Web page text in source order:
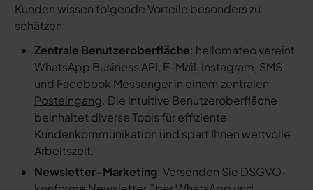
Kunden wissen folgende Vorteile besonders zu
schätzen:
Zentrale Benutzeroberfläche: hellomateo vereint
WhatsApp Business API, E-Mail, Instagram, SMS
und Facebook Messenger in einem zentralen
Posteingang. Die intuitive Benutzeroberfläche
beinhaltet diverse Tools für effiziente
Kundenkommunikation und spart Ihnen wertvolle
Arbeitszeit.
Newsletter-Marketing: Versenden Sie DSGVO-